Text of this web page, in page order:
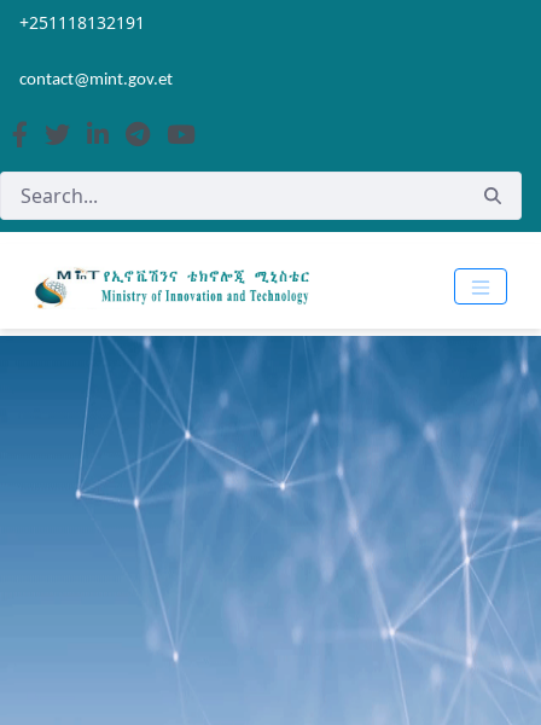
Skip to Main Content
Open Accessibility Menu
+251118132191
contact@mint.gov.et